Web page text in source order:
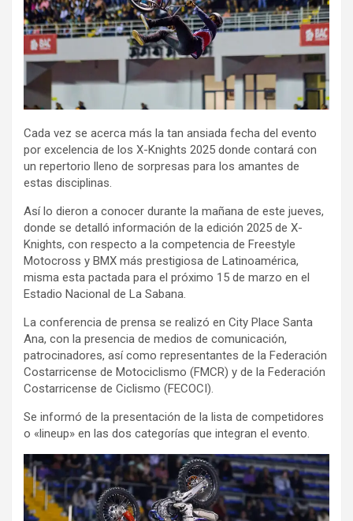
Cada vez se acerca más la tan ansiada fecha del evento
por excelencia de los X-Knights 2025 donde contará con
un repertorio lleno de sorpresas para los amantes de
estas disciplinas.
Así lo dieron a conocer durante la mañana de este jueves,
donde se detalló información de la edición 2025 de X-
Knights, con respecto a la competencia de Freestyle
Motocross y BMX más prestigiosa de Latinoamérica,
misma esta pactada para el próximo 15 de marzo en el
Estadio Nacional de La Sabana.
La conferencia de prensa se realizó en City Place Santa
Ana, con la presencia de medios de comunicación,
patrocinadores, así como representantes de la Federación
Costarricense de Motociclismo (FMCR) y de la Federación
Costarricense de Ciclismo (FECOCI).
Se informó de la presentación de la lista de competidores
o «lineup» en las dos categorías que integran el evento.